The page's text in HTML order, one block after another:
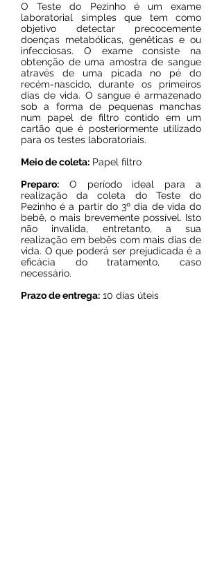
O Teste do Pezinho é um exame
laboratorial simples que tem como
objetivo detectar precocemente
doenças metabólicas, genéticas e ou
infecciosas. O exame consiste na
obtenção de uma amostra de sangue
através de uma picada no pé do
recém-nascido, durante os primeiros
dias de vida. O sangue é armazenado
sob a forma de pequenas manchas
num papel de filtro contido em um
cartão que é posteriormente utilizado
para os testes laboratoriais.
Meio de coleta: Papel filtro
Preparo: O período ideal para a
realização da coleta do Teste do
Pezinho é a partir do 3º dia de vida do
bebê, o mais brevemente possível. Isto
não invalida, entretanto, a sua
realização em bebês com mais dias de
vida. O que poderá ser prejudicada é a
eficácia do tratamento, caso
necessário.
Prazo de entrega: 10 dias úteis